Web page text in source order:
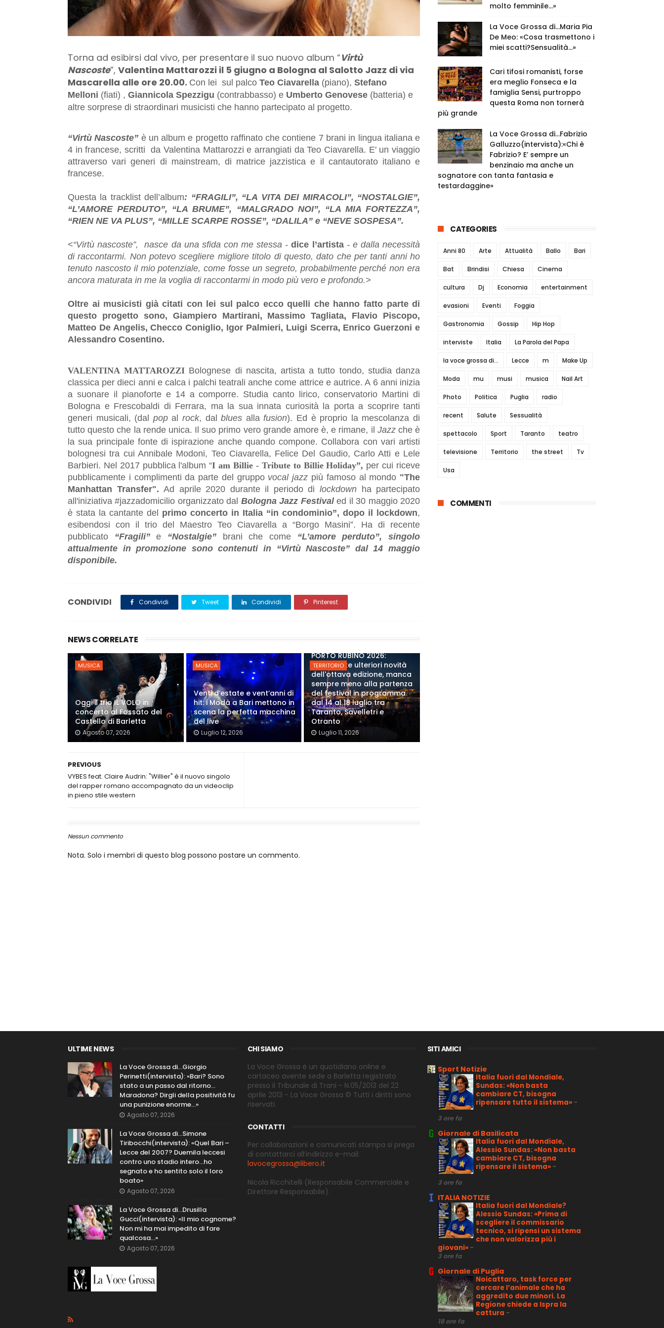
Torna ad esibirsi dal vivo, per presentare il suo nuovo album “Virtù
Nascoste”, Valentina Mattarozzi il 5 giugno a Bologna al Salotto Jazz di via
Mascarella alle ore 20.00. Con lei sul palco Teo Ciavarella (piano), Stefano
Melloni (fiati) , Giannicola Spezzigu (contrabbasso) e Umberto Genovese (batteria) e
altre sorprese di straordinari musicisti che hanno partecipato al progetto.
“Virtù Nascoste” è un album e progetto raffinato che contiene 7 brani in lingua italiana e
4 in francese, scritti daValentina Mattarozzi e arrangiati da Teo Ciavarella. E' un viaggio
attraverso vari generi di mainstream, di matrice jazzistica e il cantautorato italiano e
francese.
Questa la tracklist dell’album: “FRAGILI”, “LA VITA DEI MIRACOLI”, “NOSTALGIE”,
“L’AMORE PERDUTO”, “LA BRUME”, “MALGRADO NOI”, “LA MIA FORTEZZA”,
“RIEN NE VA PLUS”, “MILLE SCARPE ROSSE”, “DALILA” e “NEVE SOSPESA”.
<“Virtù nascoste”, nasce da una sfida con me stessa -dice l’artista- e dalla necessità
di raccontarmi. Non potevo scegliere migliore titolo di questo, dato che per tanti anni ho
tenuto nascosto il mio potenziale, come fosse un segreto, probabilmente perché non era
ancora maturata in me la voglia di raccontarmi in modo più vero e profondo.>
Oltre ai musicisti già citati con lei sul palco ecco quelli che hanno fatto parte di
questo progetto sono, Giampiero Martirani, Massimo Tagliata, Flavio Piscopo,
Matteo De Angelis, Checco Coniglio, Igor Palmieri, Luigi Scerra, Enrico Guerzoni e
Alessandro Cosentino.
VALENTINA MATTAROZZI Bolognese di nascita, artista a tutto tondo, studia danza
classica per dieci anni e calca i palchi teatrali anche come attrice e autrice. A 6 anni inizia
a suonare il pianoforte e 14 a comporre. Studia canto lirico, conservatorio Martini di
Bologna e Frescobaldi di Ferrara, ma la sua innata curiosità la porta a scoprire tanti
generi musicali, (dal popalrock, dalblues allafusion). Ed è proprio la mescolanza di
tutto questo che la rende unica. Il suo primo vero grande amore è, e rimane, il Jazzche è
la sua principale fonte di ispirazione anche quando compone. Collabora con vari artisti
bolognesi tra cui Annibale Modoni, Teo Ciavarella, Felice Del Gaudio, Carlo Atti e Lele
Barbieri. Nel 2017 pubblica l'album “I am Billie - Tribute to Billie Holiday”, per cui riceve
pubblicamente i complimenti da parte del gruppo vocal jazz più famoso al mondo "The
Manhattan Transfer".Ad aprile 2020 durante il periodo di lockdownha partecipato
all'iniziativa #jazzadomicilio organizzato dal Bologna Jazz Festivaled il 30 maggio 2020
è stata la cantante del primo concerto in Italia “in condominio”, dopo il lockdown,
esibendosi con il trio del Maestro Teo Ciavarella a “Borgo Masini”.
Ha di recente
pubblicato “Fragili”e “Nostalgie” brani che come “L’amore perduto”, singolo
attualmente in promozione sono contenuti in “Virtù Nascoste” dal 14 maggio
disponibile.
CONDIVIDI Condividi Tweet Condividi Pinterest
NEWS CORRELATE
MUSICA
Oggi il trio IL VOLO in
concerto al Fossato del
Castello di Barletta
Agosto 07, 2026
MUSICA
Venti d’estate e vent’anni di
hit: i Modà a Bari mettono in
scena la perfetta macchina
del live
Luglio 12, 2026
TERRITORIO
PORTO RUBINO 2026:
Annunciate ulteriori novità
dell'ottava edizione, manca
sempre meno alla partenza
del festival in programma
dal 14 al 18 luglio tra
Taranto, Savelletri e
Otranto
Luglio 11, 2026
PREVIOUS
VYBES feat. Claire Audrin: "Willier" è il nuovo singolo
del rapper romano accompagnato da un videoclip
in pieno stile western
Nessun commento
Nota. Solo i membri di questo blog possono postare un commento.
molto femminile…»
La Voce Grossa di…Maria Pia
De Meo: «Cosa trasmettono i
miei scatti?Sensualità…»
Cari tifosi romanisti, forse
era meglio Fonseca e la
famiglia Sensi, purtroppo
questa Roma non tornerà
più grande
La Voce Grossa di…Fabrizio
Galluzzo(intervista):«Chi è
Fabrizio? E’ sempre un
benzinaio ma anche un
sognatore con tanta fantasia e
testardaggine»
CATEGORIES
Anni 80 Arte Attualità Ballo Bari
Bat Brindisi Chiesa Cinema
cultura Dj Economia entertainment
evasioni Eventi Foggia
Gastronomia Gossip Hip Hop
interviste Italia La Parola del Papa
la voce grossa di... Lecce m Make Up
Moda mu musi musica Nail Art
Photo Politica Puglia radio
recent Salute Sessualità
spettacolo Sport Taranto teatro
televisione Territorio the street Tv
Usa
COMMENTI
ULTIME NEWS
La Voce Grossa di…Giorgio
Perinetti(intervista): «Bari? Sono
stato a un passo dal ritorno...
Maradona? Dirgli della positività fu
una punizione enorme…»
Agosto 07, 2026
La Voce Grossa di…Simone
Tiribocchi(intervista): «Quel Bari –
Lecce del 2007? Duemila leccesi
contro uno stadio intero...ho
segnato e ho sentito solo il loro
boato»
Agosto 07, 2026
La Voce Grossa di…Drusilla
Gucci(intervista): «Il mio cognome?
Non mi ha mai impedito di fare
qualcosa…»
Agosto 07, 2026
CHI SIAMO
La Voce Grossa è un quotidiano online e
cartaceo avente sede a Barletta registrato
presso il Tribunale di Trani - N.05/2013 del 22
aprile 2013 - La Voce Grossa © Tutti i diritti sono
riservati.
CONTATTI
Per collaborazioni e comunicati stampa si prega
di contattarci all’indirizzo e-mail:
lavocegrossa@libero.it
Nicola Ricchitelli (Responsabile Commerciale e
Direttore Responsabile).
SITI AMICI
Sport Notizie
Italia fuori dal Mondiale,
Sundas: «Non basta
cambiare CT, bisogna
ripensare tutto il sistema» -
3 ore fa
Giornale di Basilicata
Italia fuori dal Mondiale,
Alessio Sundas: «Non basta
cambiare CT, bisogna
ripensare il sistema» -
3 ore fa
ITALIA NOTIZIE
Italia fuori dal Mondiale?
Alessio Sundas: «Prima di
scegliere il commissario
tecnico, si ripensi un sistema
che non valorizza più i
giovani» -
3 ore fa
Giornale di Puglia
Noicattaro, task force per
cercare l’animale che ha
aggredito due minori. La
Regione chiede a Ispra la
cattura -
18 ore fa